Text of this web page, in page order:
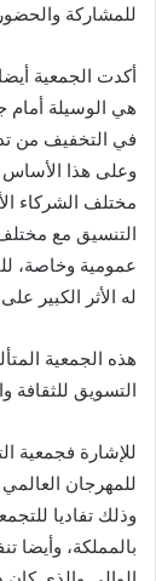
للمشاركة
أكدت الجمعية
هي الوسيلة أمام
في التخفيف من
وعلى هذا الأساس
مختلف الشركاء
التنسيق مع
عمومية وخاصة،
له الأثر الكبير
هذه الجمعية
التسويق للثقافة
للإشارة فجمعية
للمهرجان العالمي
وذلك تفاديا
بالمملكة،